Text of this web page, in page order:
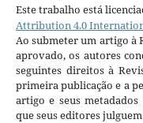
Este trabalho está
Attribution 4.0
Ao submeter um artigo à
aprovado, os autores
seguintes direitos à
primeira publicação e a
artigo e seus
que seus editores